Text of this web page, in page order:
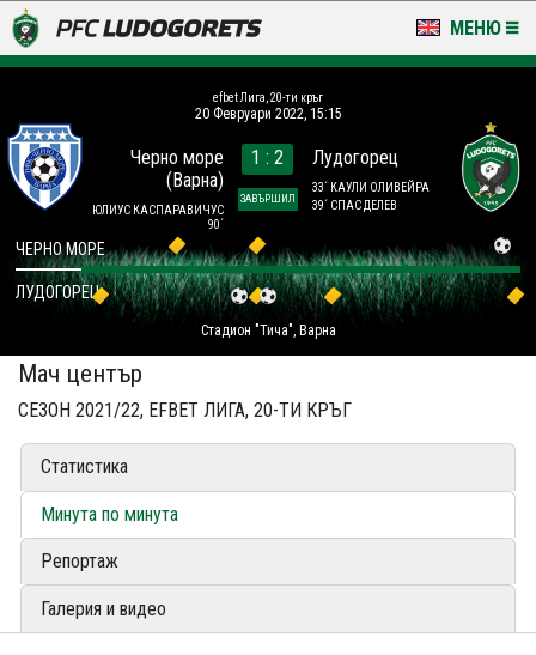
МЕНЮ
LUDOGORETS TV
НА ТЕРЕНА
СТАДИОН & БАЗИ
КЛУБ
ЗА ФЕНОВЕ
efbet Лига, 20-ти кръг
20 Февруари 2022, 15:15
Черно море
(Варна)
ЮЛИУС КАСПАРАВИЧУС
90´
1 : 2
ЗАВЪРШИЛ
Лудогорец
33´ КАУЛИ ОЛИВЕЙРА
39´ СПАС ДЕЛЕВ
Стадион "Тича", Варна
ЧЕРНО МОРЕ
ЛУДОГОРЕЦ
Мач център
СЕЗОН 2021/22, EFBET ЛИГА, 20-ТИ КРЪГ
Статистика
Минута по минута
Репортаж
Галерия и видео